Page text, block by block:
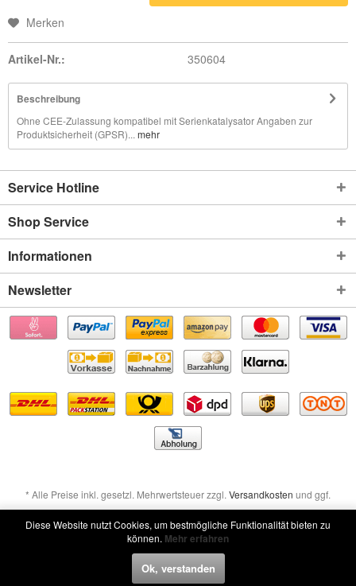
Merken
Artikel-Nr.: 350604
Beschreibung
Ohne CEE-Zulassung kompatibel mit Serienkatalysator Angaben zur
Produktsicherheit (GPSR)... mehr
Service Hotline
Shop Service
Informationen
Newsletter
* Alle Preise inkl. gesetzl. Mehrwertsteuer zzgl. Versandkosten und ggf.
Nachnahmegebühren, wenn nicht anders beschrieben
Widerruf erklären
Diese Website nutzt Cookies, um bestmögliche Funktionalität bieten zu
können. Mehr erfahren
Ok, verstanden